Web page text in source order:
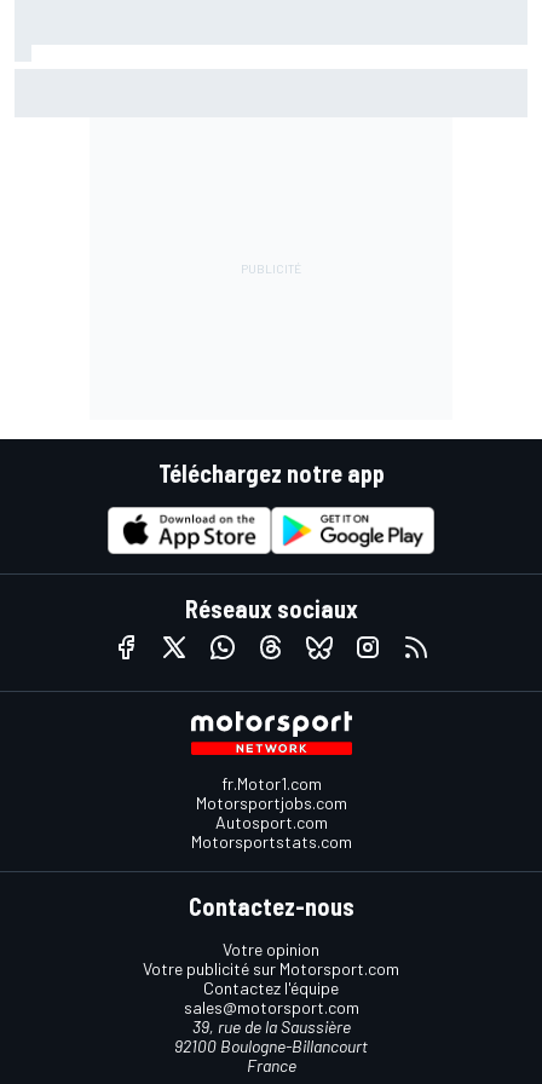
Téléchargez notre app
Réseaux sociaux
fr.Motor1.com
Motorsportjobs.com
Autosport.com
Motorsportstats.com
Contactez-nous
Votre opinion
Votre publicité sur Motorsport.com
Contactez l'équipe
sales@motorsport.com
39, rue de la Saussière
92100 Boulogne-Billancourt
France